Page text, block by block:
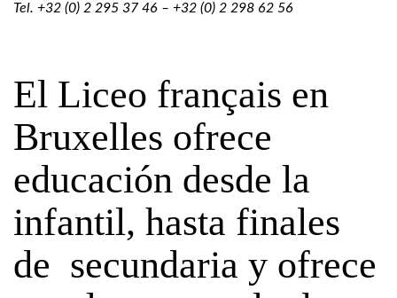
Tel. +32 (0) 2 295 37 46 – +32 (0) 2 298 62 56
El Liceo français en
Bruxelles ofrece
educación desde la
infantil, hasta finales
de secundaria y ofrece